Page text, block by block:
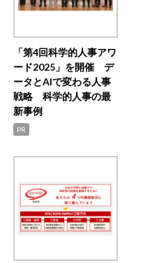
「第4回科学的人事アワ
ード2025」を開催 デ
ータとAIで変わる人事
戦略 科学的人事の最
新事例
PR